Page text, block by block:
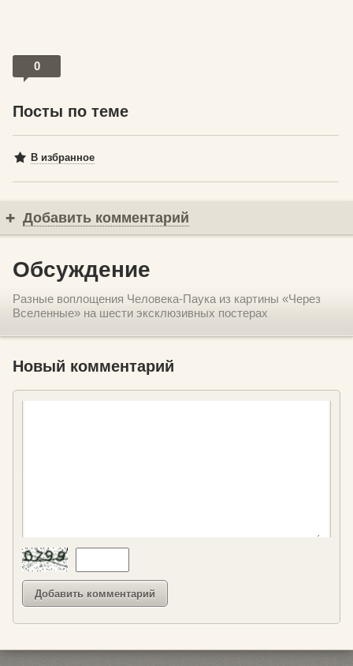
0
Посты по теме
В избранное
Добавить комментарий
Обсуждение
Разные воплощения Человека-Паука из картины «Через
Вселенные» на шести эксклюзивных постерах
Новый комментарий